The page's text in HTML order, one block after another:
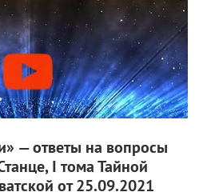
— ответы на вопросы
I тома Тайной
от 25.09.2021